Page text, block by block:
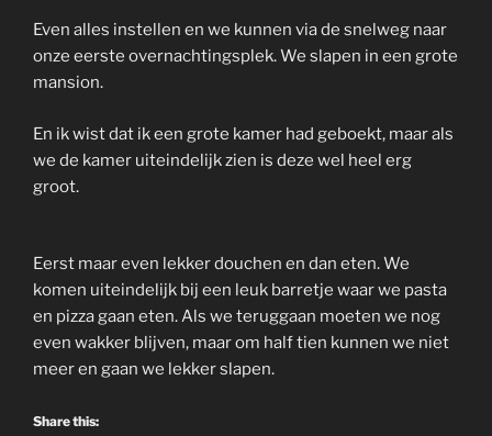
Even alles instellen en we kunnen via de snelweg naar
onze eerste overnachtingsplek. We slapen in een grote
mansion.
En ik wist dat ik een grote kamer had geboekt, maar als
we de kamer uiteindelijk zien is deze wel heel erg
groot.
Eerst maar even lekker douchen en dan eten. We
komen uiteindelijk bij een leuk barretje waar we pasta
en pizza gaan eten. Als we teruggaan moeten we nog
even wakker blijven, maar om half tien kunnen we niet
meer en gaan we lekker slapen.
Share this: